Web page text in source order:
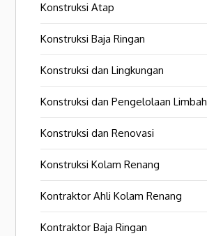
Konstruksi Atap
Konstruksi Baja Ringan
Konstruksi dan Lingkungan
Konstruksi dan Pengelolaan Limbah
Konstruksi dan Renovasi
Konstruksi Kolam Renang
Kontraktor Ahli Kolam Renang
Kontraktor Baja Ringan